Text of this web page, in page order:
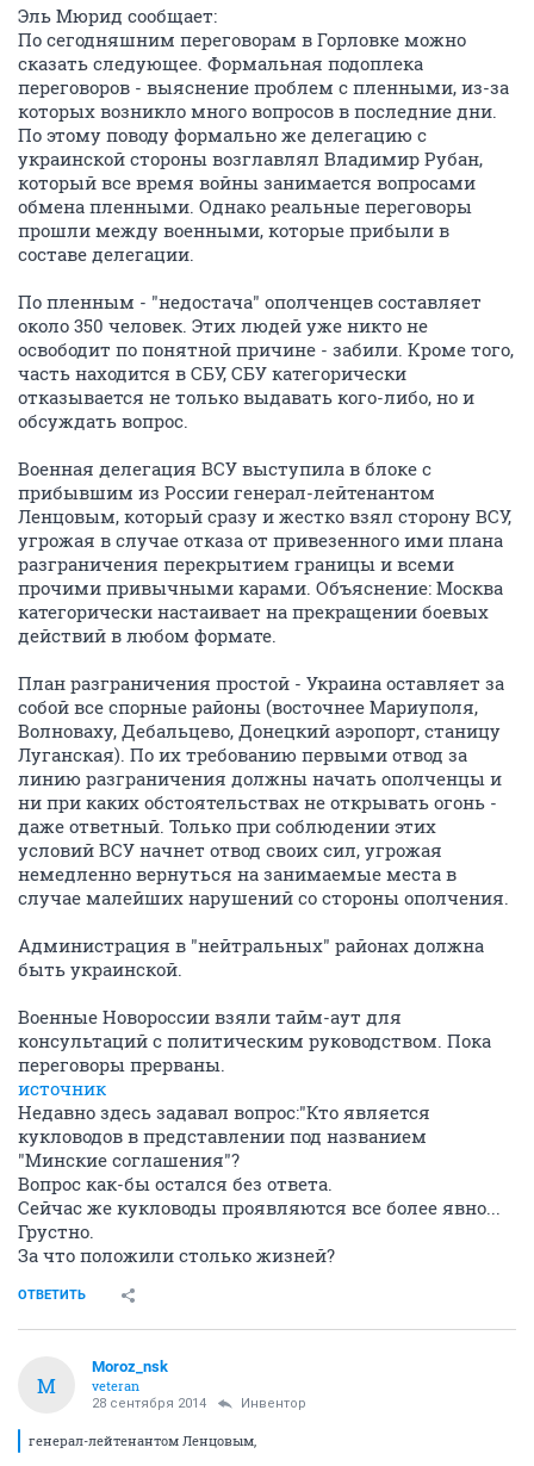
Эль Мюрид сообщает:
По сегодняшним переговорам в Горловке можно
сказать следующее. Формальная подоплека
переговоров - выяснение проблем с пленными, из-за
которых возникло много вопросов в последние дни.
По этому поводу формально же делегацию с
украинской стороны возглавлял Владимир Рубан,
который все время войны занимается вопросами
обмена пленными. Однако реальные переговоры
прошли между военными, которые прибыли в
составе делегации.
По пленным - "недостача" ополченцев составляет
около 350 человек. Этих людей уже никто не
освободит по понятной причине - забили. Кроме того,
часть находится в СБУ, СБУ категорически
отказывается не только выдавать кого-либо, но и
обсуждать вопрос.
Военная делегация ВСУ выступила в блоке с
прибывшим из России генерал-лейтенантом
Ленцовым, который сразу и жестко взял сторону ВСУ,
угрожая в случае отказа от привезенного ими плана
разграничения перекрытием границы и всеми
прочими привычными карами. Объяснение: Москва
категорически настаивает на прекращении боевых
действий в любом формате.
План разграничения простой - Украина оставляет за
собой все спорные районы (восточнее Мариуполя,
Волноваху, Дебальцево, Донецкий аэропорт, станицу
Луганская). По их требованию первыми отвод за
линию разграничения должны начать ополченцы и
ни при каких обстоятельствах не открывать огонь -
даже ответный. Только при соблюдении этих
условий ВСУ начнет отвод своих сил, угрожая
немедленно вернуться на занимаемые места в
случае малейших нарушений со стороны ополчения.
Администрация в "нейтральных" районах должна
быть украинской.
Военные Новороссии взяли тайм-аут для
консультаций с политическим руководством. Пока
переговоры прерваны.
источник
Недавно здесь задавал вопрос:"Кто является
кукловодов в представлении под названием
"Минские соглашения"?
Вопрос как-бы остался без ответа.
Сейчас же кукловоды проявляются все более явно...
Грустно.
За что положили столько жизней?
ОТВЕТИТЬ
M
Moroz_nsk
veteran
28 сентября 2014 Инвентор
генерал-лейтенантом Ленцовым,